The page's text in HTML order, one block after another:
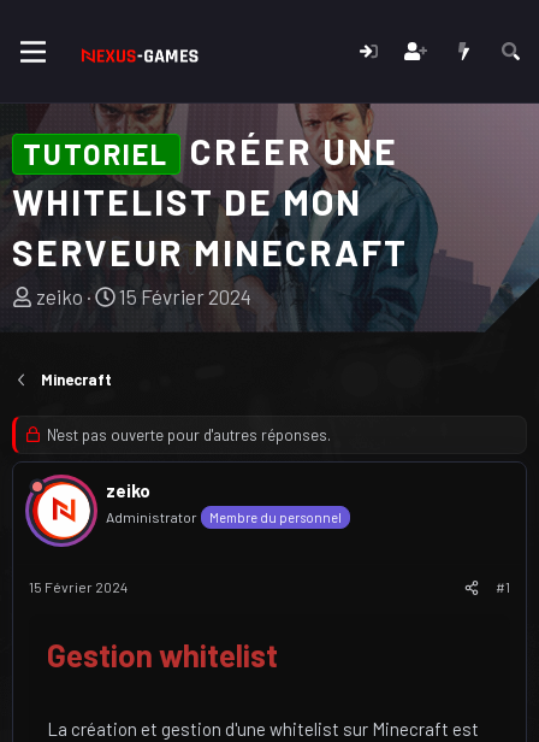
TUTORIEL
CRÉER UNE
WHITELIST DE MON
SERVEUR MINECRAFT
A
e
r
d
u
s
u
e
zeiko
D
e
d
é
b
15 Février 2024
Minecraft
N'est pas ouverte pour d'autres réponses.
zeiko
Administrator Membre du personnel
15 Février 2024 #1
Gestion whitelist
La création et gestion d'une whitelist sur Minecraft est